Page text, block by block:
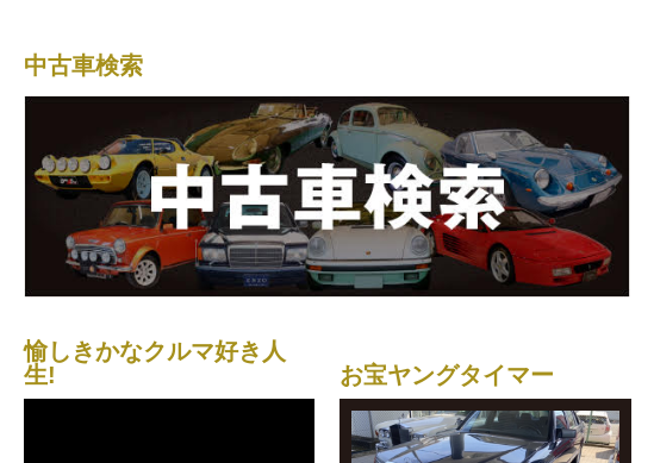
中古車検索
お宝ヤングタイマー
愉しきかなクルマ好き人
生!